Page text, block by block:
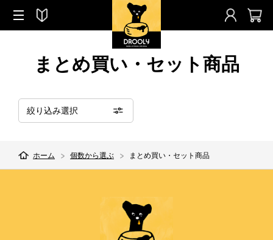
まとめ買い・セット商品
絞り込み選択
ホーム 個数から選ぶ まとめ買い・セット商品